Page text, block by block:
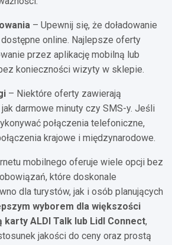
– Upewnij się, że doładowanie
online. Najlepsze oferty
przez aplikację mobilną lub
konieczności wizyty w sklepie.
– Niektóre oferty zawierają
darmowe minuty czy SMS-y. Jeśli
połączenia telefoniczne,
krajowe i międzynarodowe.
mobilnego oferuje wiele opcji bez
które doskonale
dla turystów, jak i osób planujących
wyborem dla większości
karty ALDI Talk lub Lidl Connect,
jakości do ceny oraz prostą